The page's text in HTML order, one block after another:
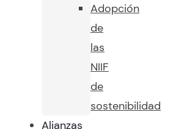
Adopción
de
las
NIIF
de
sostenibilidad
Alianzas